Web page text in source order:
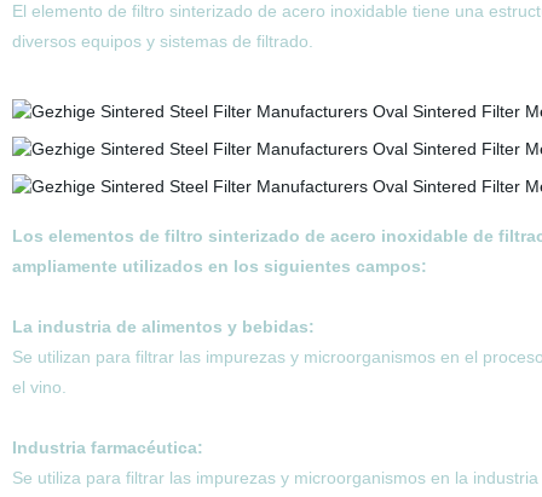
El elemento de filtro sinterizado de acero inoxidable tiene una
diversos equipos y sistemas de filtrado.
Los elementos de filtro sinterizado de acero inoxidable de
ampliamente utilizados en los siguientes campos:
La industria de alimentos y bebidas:
Se utilizan para filtrar las impurezas y microorganismos en el
el vino.
Industria farmacéutica:
Se utiliza para filtrar las impurezas y microorganismos en la